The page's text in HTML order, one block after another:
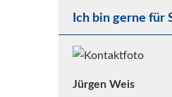
Ich bin gerne für
Jürgen Weis